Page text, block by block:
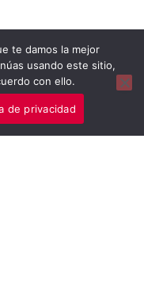
te damos la mejor
usando este sitio,
con ello.
de privacidad